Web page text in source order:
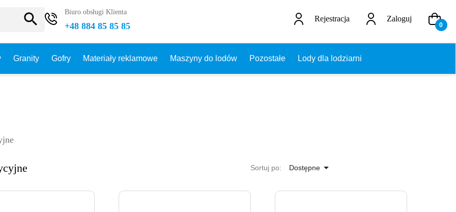
search Biuro obsługi Klienta
+48 884 85 85 85
Rejestracja Zaloguj
0
Granity Gofry Materiały reklamowe Maszyny do lodów Pozostałe Lody dla lodziarni
Sortuj po: Dostępne 